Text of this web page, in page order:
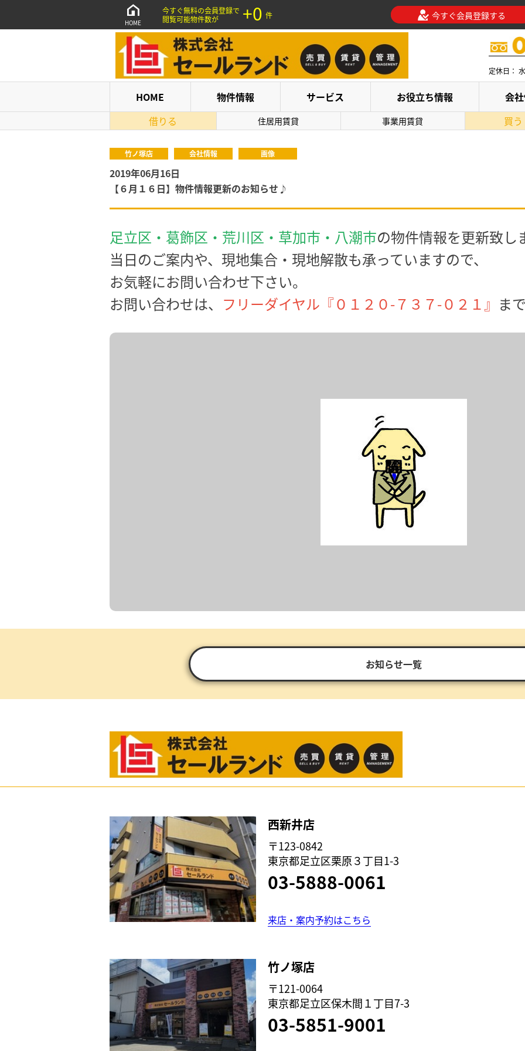
HOME
今すぐ無料の会員登録で
閲覧可能物件数が
+0 件 今すぐ会員登録する
定休日：
HOME 物件情報 サービス お役立ち情報
会
借りる
住居用賃貸 事業用賃貸 買う
竹ノ塚店 会社情報 画像
2019年06月16日
【６月１６日】物件情報更新のお知らせ♪
足立区・葛飾区・荒川区・草加市・八潮市の物件情報を更新致し
当日のご案内や、現地集合・現地解散も承っていますので、
お気軽にお問い合わせ下さい。
お問い合わせは、 フリーダイヤル『０１２０-７３７-０２１』 ま
お知らせ一覧
西新井店
〒123-0842
東京都足立区栗原３丁目1-3
03-5888-0061
来店・案内予約はこちら
竹ノ塚店
〒121-0064
東京都足立区保木間１丁目7-3
03-5851-9001